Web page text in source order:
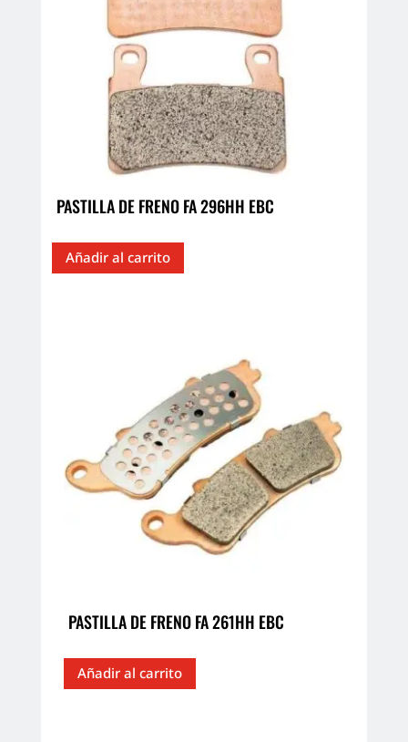
PASTILLA DE FRENO FA 296HH EBC
Añadir al carrito
PASTILLA DE FRENO FA 261HH EBC
Añadir al carrito